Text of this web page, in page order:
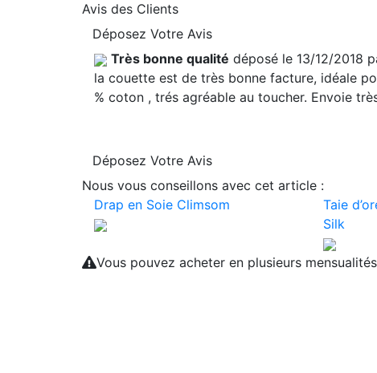
Avis des Clients
Déposez Votre Avis
Très bonne qualité déposé le 13/12/2018
la couette est de très bonne facture, idéale
% coton , trés agréable au toucher. Envoie
Déposez Votre Avis
Nous vous conseillons avec cet article :
Drap en Soie Climsom
Taie
Silk
Vous pouvez acheter en plusieurs